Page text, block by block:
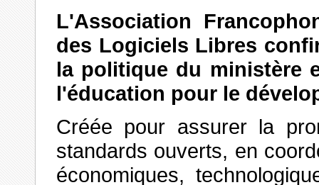
L'Association
des Logiciels Libres
la politique du ministère
l'éducation pour le
Créée pour assurer la
standards ouverts, en
économiques,